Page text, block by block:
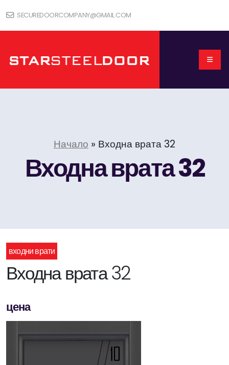
SECUREDOORCOMPANY@GMAIL.COM
Начало » Входна врата 32
Входна врата 32
входни врати
Входна врата 32
цена